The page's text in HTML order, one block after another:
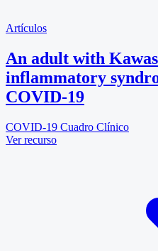
Artículos
An adult with
inflammatory
COVID-19
COVID-19 Cuadro Clínico
Ver recurso